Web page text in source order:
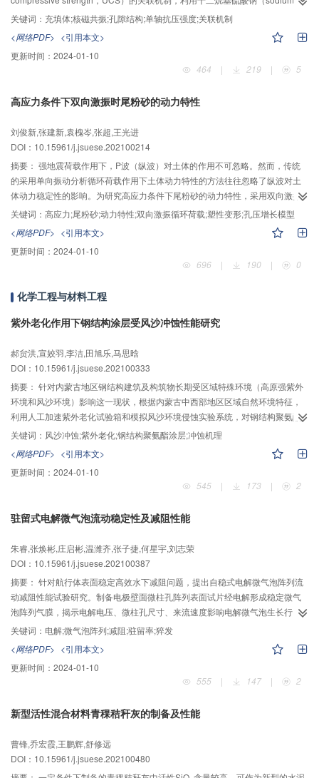
dodecyl sulfate，SDS）调节充填体内的孔隙含量，采用低场核磁共振技术
（nuclear magnetic resonance，NMR）测试充填体内部孔隙的横向弛豫时
间，利用压力机测试充填体的UCS，利用扫描电镜（scanning electron
microscope，SEM）获取充填体破坏面孔隙结构的微观图像，对孔隙的孔径分
布进行了分析，对孔径的分形特征进行了研究。结果表明：充填体内孔隙总量
量越接近；多害孔隙的占比随着养护龄期的增加明显降低，且与样品的UCS呈
量为所用水泥质量的0.2%时对样品的UCS最有益；孔径在5～130 nm区间的孔
隙数量具有较为明显的分形特征，而孔径不在该区间的孔隙数量不具有分形特
征；水泥水化产物中的钙矾石呈簇状，钙矾石因生长、发育、延伸而挤占了孔
隙空间是孔隙总量、多害孔隙数量随养护龄期增加不断降低的微观原因。研究
结果可以为更全面地理解充填体强度提供理论支撑。
关键词： 充填体;核磁共振;孔隙结构;单轴抗压强度;关联机制
<网络PDF> <引用本文>
更新时间： 2024-01-10
464
| 219 | 5
高应力条件下双向激振时尾粉砂的动力特性
刘俊新,张建新,袁槐岑,张超,王光进
DOI：10.15961/j.jsuese.202100214
摘要： 强地震荷载作用下，P波（纵波）对土体的作用不可忽略。然而，传统
的采用单向振动分析循环荷载作用下土体动力特性的方法往往忽略了纵波对土
体动力稳定性的影响。为研究高应力条件下尾粉砂的动力特性，采用双向激振
循环荷载模拟地震荷载，开展一系列不同围压、不同动剪应力比CSR，以及不
c
（简称固结比）条件下的双向振动三轴试验。结果表明：在双
向激振循环荷载作用下，等压和偏压固结时，饱和尾粉砂试样均存在转折累积
塑性变形ε ；随着动应力幅值的增大，ε
与偏压固结时的振次呈线性正相关；尾粉砂的累积动孔压比增长曲线具有明显
同时，动剪应力比、固结应力比的改变对累积动孔压比增长曲线的形态影响不
大。随着围压的增大，在等压和偏压固结条件下，尾粉砂的累积动孔压比增长
曲线均有两种模式（3或4个发展阶段）；当累积动孔压比增长曲线为3个阶段
曲线为4个阶段时，等压和偏压固结条件下，曲线形态基本相同。同时，通过分
析试验结果，提出尾粉砂在高应力条件下考虑多因素时的累积孔压增长模型，
并得到等压固结和偏压固结时该模型的两种表现形式。研究成果可以为尾矿坝
的抗震加固设计提供一定的参考。
关键词： 高应力;尾粉砂;动力特性;双向激振循环荷载;塑性变形;孔压增长模型
<网络PDF> <引用本文>
更新时间： 2024-01-10
696
| 190 | 0
化学工程与材料工程
紫外老化作用下钢结构涂层受风沙冲蚀性能研究
郝贠洪,宣姣羽,李洁,田旭乐,马思晗
DOI：10.15961/j.jsuese.202100333
摘要： 针对内蒙古地区钢结构建筑及构筑物长期受区域特殊环境（高原强紫外
环境和风沙环境）影响这一现状，根据内蒙古中西部地区区域自然环境特征，
利用人工加速紫外老化试验箱和模拟风沙环境侵蚀实验系统，对钢结构聚氨酯
涂层进行紫外老化试验和老化后风沙冲蚀试验，应用纳米压痕仪及漆膜弹性测
试仪分析紫外线辐射对钢结构涂层基本力学性能的影响，同时结合傅里叶变换
红外光谱FT-IR和扫描电子显微镜SEM分析钢结构涂层在紫外辐照下的老化行
为，对紫外老化作用下钢结构涂层受风沙冲蚀性能进行研究。结果表明：未老
化钢结构聚氨酯涂层硬度为16.41 MPa，柔韧性为0.5 mm，紫外老化导致钢结
55.63%；紫外老化作用使钢结构聚氨酯涂层化学键发生断裂，其中C—O和C—
皮、皲裂，并出现了老化残渣和白色结晶物质，涂层的粗糙度增加；钢结构涂
层受紫外老化作用后，冲蚀率增加，耐冲蚀性能明显降低，低角度冲蚀时，钢
结构涂层破坏的主要原因是水平方向的微切削作用，高角度冲蚀时，钢结构涂
层破坏的主要原因是垂直方向的挤压变形作用；紫外老化作用使钢结构涂层最
大冲蚀率角度由38°变为30°～35°，紫外老化作用导致钢结构涂层最大冲蚀率角
度减小。
关键词： 风沙冲蚀;紫外老化;钢结构聚氨酯涂层;冲蚀机理
<网络PDF> <引用本文>
更新时间： 2024-01-10
545
| 173 | 2
驻留式电解微气泡流动稳定性及减阻性能
朱睿,张焕彬,庄启彬,温潍齐,张子捷,何星宇,刘志荣
DOI：10.15961/j.jsuese.202100387
摘要： 针对航行体表面稳定高效水下减阻问题，提出自稳式电解微气泡阵列流
动减阻性能试验研究。制备电极壁面微柱孔阵列表面试片经电解形成稳定微气
泡阵列气膜，揭示电解电压、微柱孔尺寸、来流速度影响电解微气泡生长行
为、驻留稳定性的作用机制，通过试验及数值方法研究微气泡阵列流动减阻性
能，分析减阻机理。研究结果表明，电极壁面微柱孔可实现微气泡电解自适应
启停控制；相同微柱孔直径时，电解电压增大则微气泡达到稳定直径用时越
短，但微气泡阵列稳定时间及驻留率降低；相同电解电压下，250 μm柱孔内微
气泡达到稳定直径用时较少，且微气泡阵列稳定时间及驻留率更佳；气膜型驻
气泡阵列气膜表面样片平均减阻率约为23%，微气泡阵列稳定时间及驻留率达
微气泡上侧产生大量上抛高速流动，抑制了流向涡下扫流动猝发，显著减小近
壁区雷诺切应力；微气泡阵列近壁数值平均湍动能约为0.010 m
2 2
关键词： 电解;微气泡阵列;减阻;驻留率;猝发
<网络PDF> <引用本文>
更新时间： 2024-01-10
555
| 147 | 2
新型活性混合材料青稞秸秆灰的制备及性能
曹锋,乔宏霞,王鹏辉,舒修远
DOI：10.15961/j.jsuese.202100480